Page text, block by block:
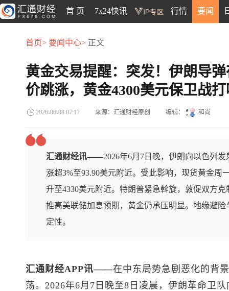
首 页 7x24快讯 行情 要闻
首页> 要闻中心> 正文
黄金交易提醒：突发！伊朗导
价跳涨，黄金4300美元保卫战
2026-06-08 07:17 来源：汇通财经原创 编辑： 和尚
汇通财经讯——2026年6月7日晚，伊朗向以色列
涨超3%至93.90美元附近。受此影响，现货黄金周
升至4330美元附近。特朗普紧急斡旋，敦促双方
推高美联储加息预期，黄金仍承压明显。地缘避
定性。
汇通财经APP讯——在中东局势急剧恶化的背
荡。2026年6月7日晚至8日凌晨，伊朗革命卫